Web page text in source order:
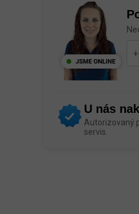
U nás
Autorizovaný
servis.